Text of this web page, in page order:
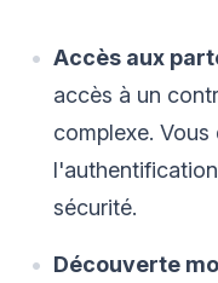
Accès aux
accès à un
complexe.
sécurité.
Découverte